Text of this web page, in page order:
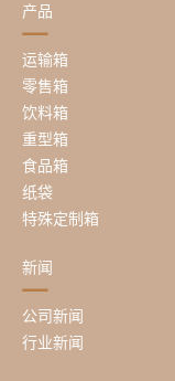
产品
运输箱
零售箱
饮料箱
重型箱
食品箱
纸袋
特殊定制箱
新闻
公司新闻
行业新闻